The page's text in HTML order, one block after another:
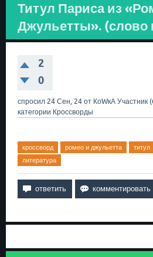
Титул Париса из
Джульетты». (слово
2
0
спросил 24 Сен, 24 от КоWкА Участник (
категории Кроссворды
кроссворд ромео и джульетта титул
литература